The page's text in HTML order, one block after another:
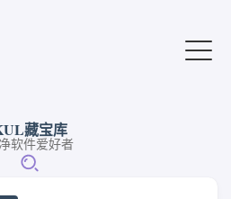
藏宝库
软件爱好者